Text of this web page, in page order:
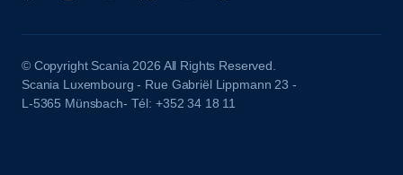
© Copyright Scania 2026 All Rights Reserved.
Scania Luxembourg - Rue Gabriël Lippmann 23 -
L-5365 Münsbach- Tél: +352 34 18 11